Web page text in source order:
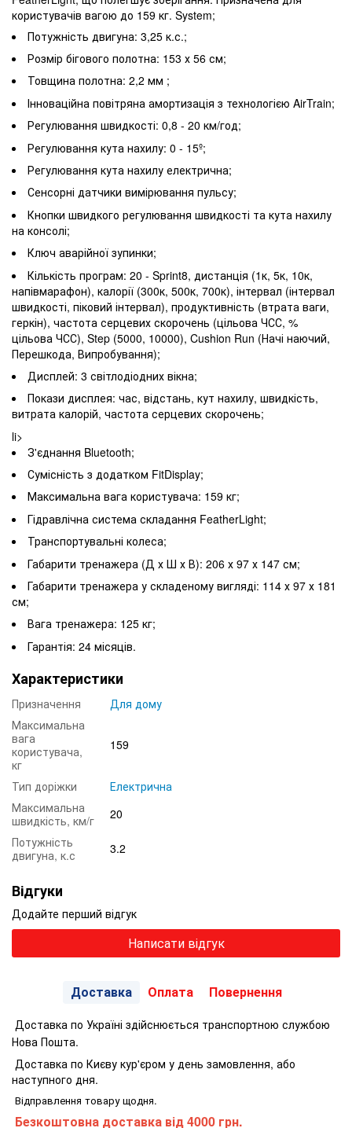
користувачів вагою до 159 кг. System;
Потужність двигуна: 3,25 к.с.;
Розмір бігового полотна: 153 х 56 см;
Товщина полотна: 2,2 мм ;
Інноваційна повітряна амортизація з технологією AirTrain;
Регулювання швидкості: 0,8 - 20 км/год;
Регулювання кута нахилу: 0 - 15º;
Регулювання кута нахилу електрична;
Сенсорні датчики вимірювання пульсу;
Кнопки швидкого регулювання швидкості та кута нахилу
на консолі;
Ключ аварійної зупинки;
Кількість програм: 20 - Sprint8, дистанція (1к, 5к, 10к,
напівмарафон), калорії (300к, 500к, 700к), інтервал (інтервал
швидкості, піковий інтервал), продуктивність (втрата ваги,
геркін), частота серцевих скорочень (цільова ЧСС, %
цільова ЧСС), Step (5000, 10000), Cushion Run (Начі наючий,
Перешкода, Випробування);
Дисплей: 3 світлодіодних вікна;
Покази дисплея: час, відстань, кут нахилу, швидкість,
витрата калорій, частота серцевих скорочень;
li>
З'єднання Bluetooth;
Сумісність з додатком FitDisplay;
Максимальна вага користувача: 159 кг;
Гідравлічна система складання FeatherLight;
Транспортувальні колеса;
Габарити тренажера (Д х Ш х В): 206 х 97 х 147 см;
Габарити тренажера у складеному вигляді: 114 х 97 х 181
см;
Вага тренажера: 125 кг;
Гарантія: 24 місяців.
Характеристики
Призначення
Для дому
Максимальна
вага
користувача,
кг
159
Тип доріжки
Електрична
Максимальна
швидкість, км/г
20
Потужність
двигуна, к.с
3.2
Відгуки
Додайте перший відгук
Написати відгук
Доставка Оплата Повернення
Доставка по Україні здійснюється транспортною службою
Нова Пошта.
Доставка по Києву кур'єром у день замовлення, або
наступного дня.
Відправлення товару щодня.
Безкоштовна доставка від 4000 грн.